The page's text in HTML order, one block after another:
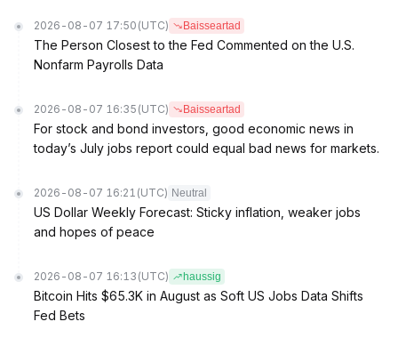
2026-08-07 17:50 (UTC) Baisseartad
The Person Closest to the Fed Commented on the U.S.
Nonfarm Payrolls Data
2026-08-07 16:35 (UTC) Baisseartad
For stock and bond investors, good economic news in
today’s July jobs report could equal bad news for markets.
2026-08-07 16:21 (UTC) Neutral
US Dollar Weekly Forecast: Sticky inflation, weaker jobs
and hopes of peace
2026-08-07 16:13 (UTC) haussig
Bitcoin Hits $65.3K in August as Soft US Jobs Data Shifts
Fed Bets